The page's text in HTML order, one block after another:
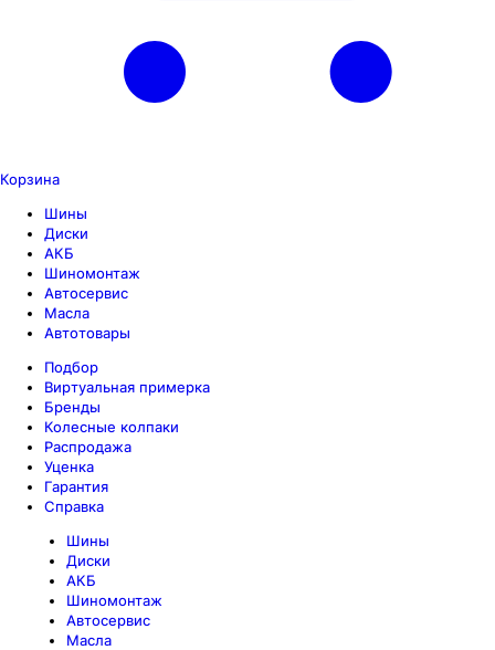
Корзина
Шины
Диски
АКБ
Шиномонтаж
Автосервис
Масла
Автотовары
Подбор
Виртуальная примерка
Бренды
Колесные колпаки
Распродажа
Уценка
Гарантия
Справка
Шины
Диски
АКБ
Шиномонтаж
Автосервис
Масла